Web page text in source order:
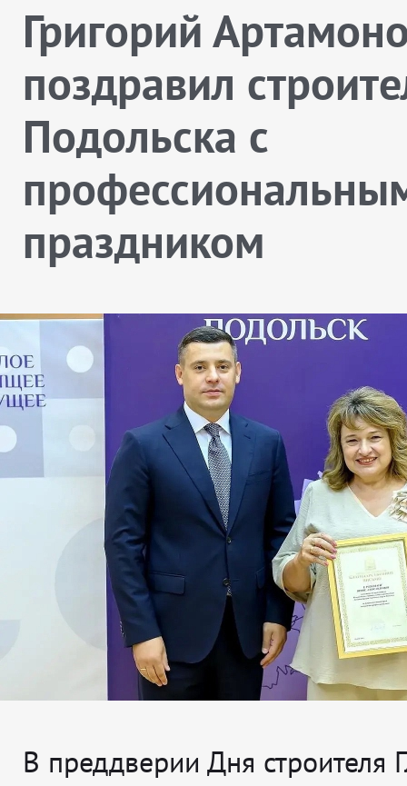
Григорий
поздравил
Подольска с
праздником
В преддверии Дня строителя